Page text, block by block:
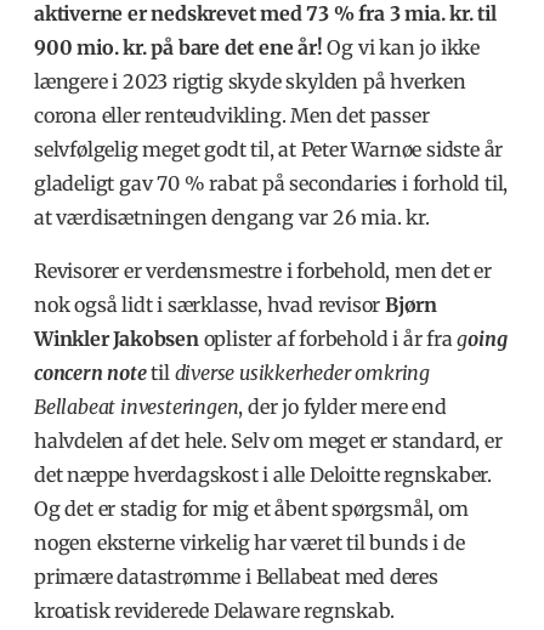
aktiverne er nedskrevet med 73 % fra 3 mia. kr. til
900 mio. kr. på bare det ene år! Og vi kan jo ikke
længere i 2023 rigtig skyde skylden på hverken
corona eller renteudvikling. Men det passer
selvfølgelig meget godt til, at Peter Warnøe sidste år
gladeligt gav 70 % rabat på secondaries i forhold til,
at værdisætningen dengang var 26 mia. kr.
Revisorer er verdensmestre i forbehold, men det er
nok også lidt i særklasse, hvad revisor Bjørn
Winkler Jakobsenoplister af forbehold i år fragoing
concern notetil diverse usikkerheder omkring
Bellabeat investeringen, der jo fylder mere end
halvdelen af det hele. Selv om meget er standard, er
det næppe hverdagskost i alle Deloitte regnskaber.
Og det er stadig for mig et åbent spørgsmål, om
nogen eksterne virkelig har været til bunds i de
primære datastrømme i Bellabeat med deres
kroatisk reviderede Delaware regnskab.